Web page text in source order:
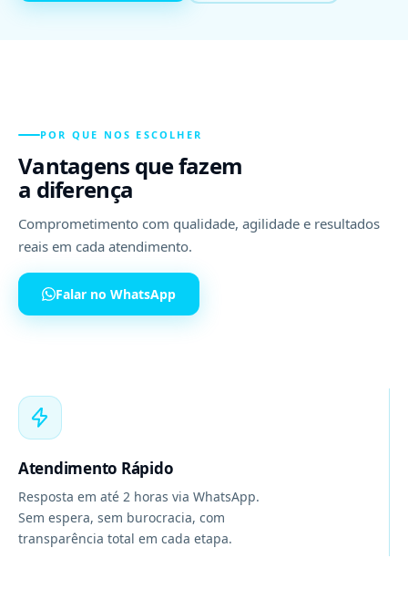
POR QUE NOS ESCOLHER
Vantagens que fazem
a diferença
Comprometimento com qualidade, agilidade e resultados
reais em cada atendimento.
Falar no WhatsApp
Atendimento Rápido
Resposta em até 2 horas via WhatsApp.
Sem espera, sem burocracia, com
transparência total em cada etapa.